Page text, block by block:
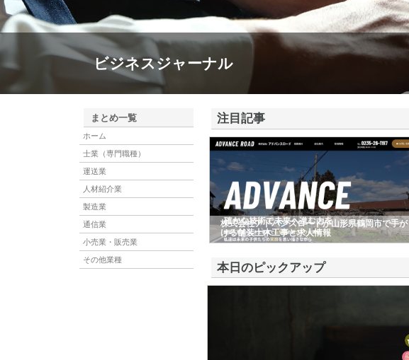
ビジネスジャーナル
まとめ一覧
ホーム
士業（専門職種）
運送業
人材紹介業
製造業
通信業
小売業・販売業
その他業種
注目記事
株式会社アドバンスロードが山形県鶴岡市で手が
ける舗装土木工事と求人情報
本日のピックアップ